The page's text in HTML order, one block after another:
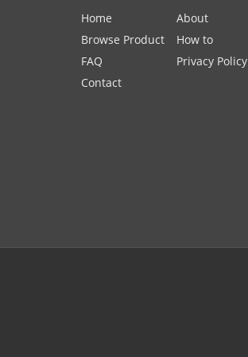
Home About
Browse Product
How to
FAQ
Privacy Policy
Contact